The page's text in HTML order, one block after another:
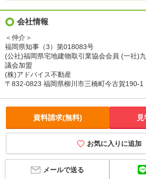
会社情報
＜仲介＞
福岡県知事（3）第018083号
(公社)福岡県宅地建物取引業協会会員 (一社)
議会加盟
(株)アドバイス不動産
〒832-0823 福岡県柳川市三橋町今古賀190-1
資料請求(無料)
お気に入りに追加
メールで送る